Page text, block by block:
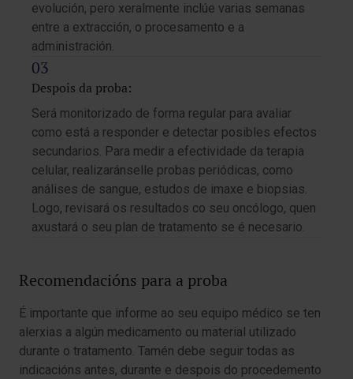
evolución, pero xeralmente inclúe varias semanas
entre a extracción, o procesamento e a
administración.
Despois da proba:
Será monitorizado de forma regular para avaliar
como está a responder e detectar posibles efectos
secundarios. Para medir a efectividade da terapia
celular, realizaránselle probas periódicas, como
análises de sangue, estudos de imaxe e biopsias.
Logo, revisará os resultados co seu oncólogo, quen
axustará o seu plan de tratamento se é necesario.
Recomendacións para a proba
É importante que informe ao seu equipo médico se ten
alerxias a algún medicamento ou material utilizado
durante o tratamento. Tamén debe seguir todas as
indicacións antes, durante e despois do procedemento